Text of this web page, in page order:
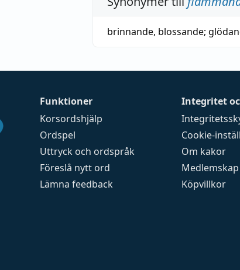
brinnande, blossande;
Funktioner
Korsordshjälp
Ordspel
Uttryck och ordspråk
Föreslå nytt ord
Lämna feedback
Integritet
Cookie-
Om kakor
Medlemskap
Köpvillkor